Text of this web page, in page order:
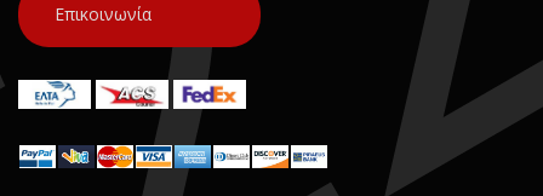
Επικοινωνία